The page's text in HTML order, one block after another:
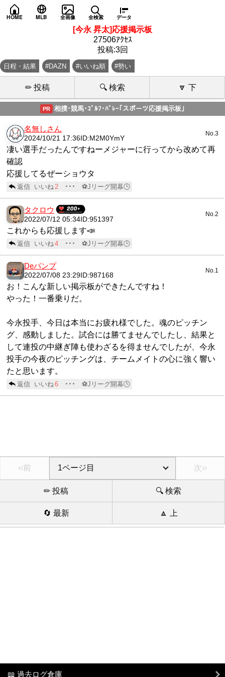
HOME MLB 全画像 全検索 データ
[今永 昇太]応援掲示板
27506ｱｸｾｽ
投稿:3回
日程・結果 #DAZN #いいね順 #勢い
✏ 投稿 🔍 検索 🔽 下
PR 相撲･競馬･ｺﾞﾙﾌ･ﾊﾞﾚｰ｢スポーツ応援掲示板｣
名無しさん
2024/10/21 17:36 ID:M2M0YmY
No.3
凄い選手だったんですねーメジャーに行ってから改めて再
確認
応援してるぜーショウタ
返信 いいね 2 ･･･ ⚽Jリーグ開幕🕒
タクロウ
2022/07/12 05:34ID:951397
No.2
これからも応援します📣
返信 いいね 4 ･･･ ⚽Jリーグ開幕🕒
Deパンプ
2022/07/08 23:29ID:987168
No.1
お！こんな新しい掲示板ができたんですね！
やった！一番乗りだ。
今永投手、今日は本当にお疲れ様でした。魂のピッチン
グ、感動しました。試合には勝てませんでしたし、結果と
して連投の中継ぎ陣も使わざるを得ませんでしたが、今永
投手の今夜のピッチングは、チームメイトの心に強く響い
たと思います。
返信 いいね 6 ･･･ ⚽Jリーグ開幕🕒
‹‹前 次››
✏ 投稿 🔍 検索
🔄 最新 🔼 上
📖 過去ログ倉庫